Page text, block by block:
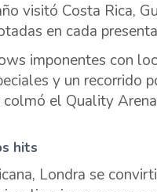
visitó Costa Rica,
en cada
imponentes con
y un recorrido
el Quality
hits
Londra se